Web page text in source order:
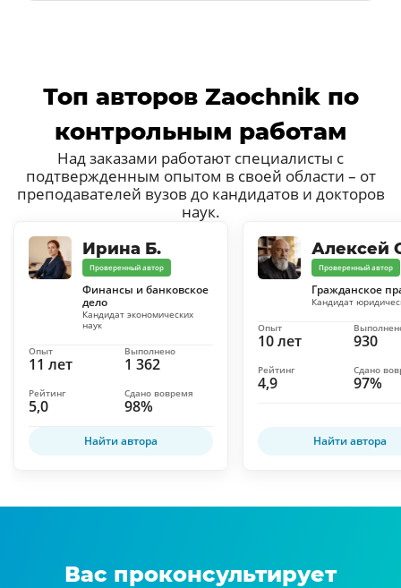
Топ авторов Zaochnik по
контрольным работам
Над заказами работают специалисты с
подтвержденным опытом в своей области – от
преподавателей вузов до кандидатов и докторов
наук.
Ирина Б.
Проверенный автор
Финансы и банковское
дело
Кандидат экономических
наук
11 лет
Опыт
1 362
Выполнено
5,0
Рейтинг
98%
Сдано вовремя
Найти автора
Алексей
Проверенный автор
Гражданское
Кандидат
10 лет
Опыт
930
4,9
Рейтинг
97%
Сдано
Найти автора
Вас проконсультирует